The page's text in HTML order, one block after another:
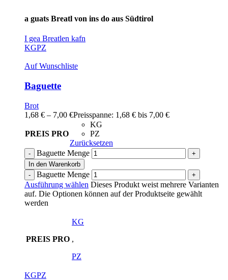
a guats Breatl von ins do aus Südtirol
I gea Breatlen kafn
KGPZ
Auf Wunschliste
Baguette
Brot
1,68 € – 7,00 €Preisspanne: 1,68 € bis 7,00 €
PREIS PRO
KG
PZ
Zurücksetzen
Baguette Menge
In den Warenkorb
Baguette Menge
Ausführung wählen Dieses Produkt weist mehrere Varianten
auf. Die Optionen können auf der Produktseite gewählt
werden
PREIS PRO
KG
,
PZ
KGPZ